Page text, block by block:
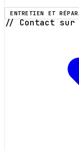
ENTRETIEN ET
// Contact sur